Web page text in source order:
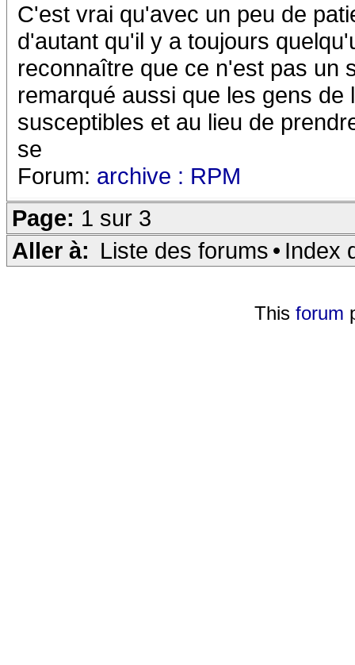
C'est vrai qu'avec un peu de
d'autant qu'il y a toujours
reconnaître que ce n'est pas un
remarqué aussi que les gens
susceptibles et au lieu de
se
Forum: archive : RPM
Page: 1 sur 3
Aller à: Liste des forums • Index
This forum